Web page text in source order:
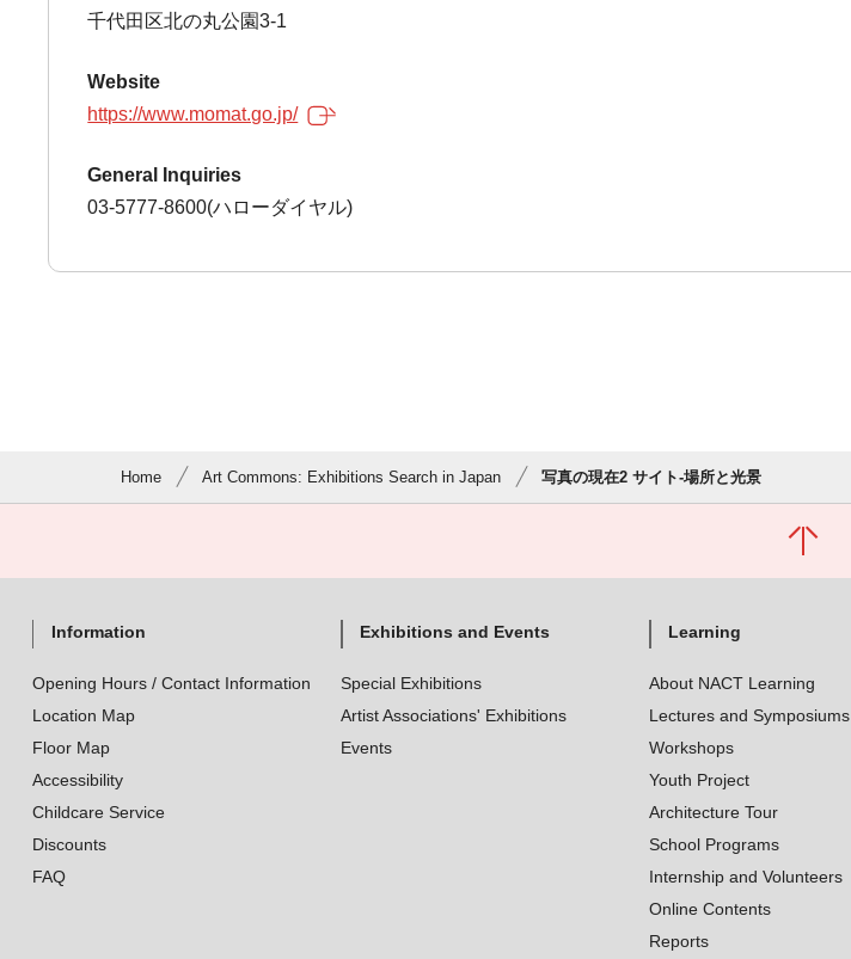
千代田区北の丸公園3-1
Website
https://www.momat.go.jp/
General Inquiries
03-5777-8600(ハローダイヤル)
Home Art Commons: Exhibitions Search in Japan 写真の現在2 サイト-場所と光景
Information
Opening Hours / Contact Information
Location Map
Floor Map
Accessibility
Childcare Service
Discounts
FAQ
Exhibitions and Events
Special Exhibitions
Artist Associations' Exhibitions
Events
Learning
About NACT Learning
Lectures and Symposiums
Workshops
Youth Project
Architecture Tour
School Programs
Internship and Volunteers
Online Contents
Reports